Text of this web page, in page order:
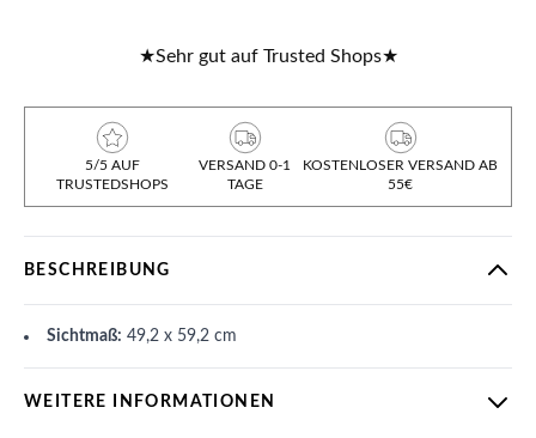
★Sehr gut auf Trusted Shops★
5/5 AUF
TRUSTEDSHOPS
VERSAND 0-1
TAGE
KOSTENLOSER VERSAND AB
55€
BESCHREIBUNG
Sichtmaß: 49,2 x 59,2 cm
WEITERE INFORMATIONEN